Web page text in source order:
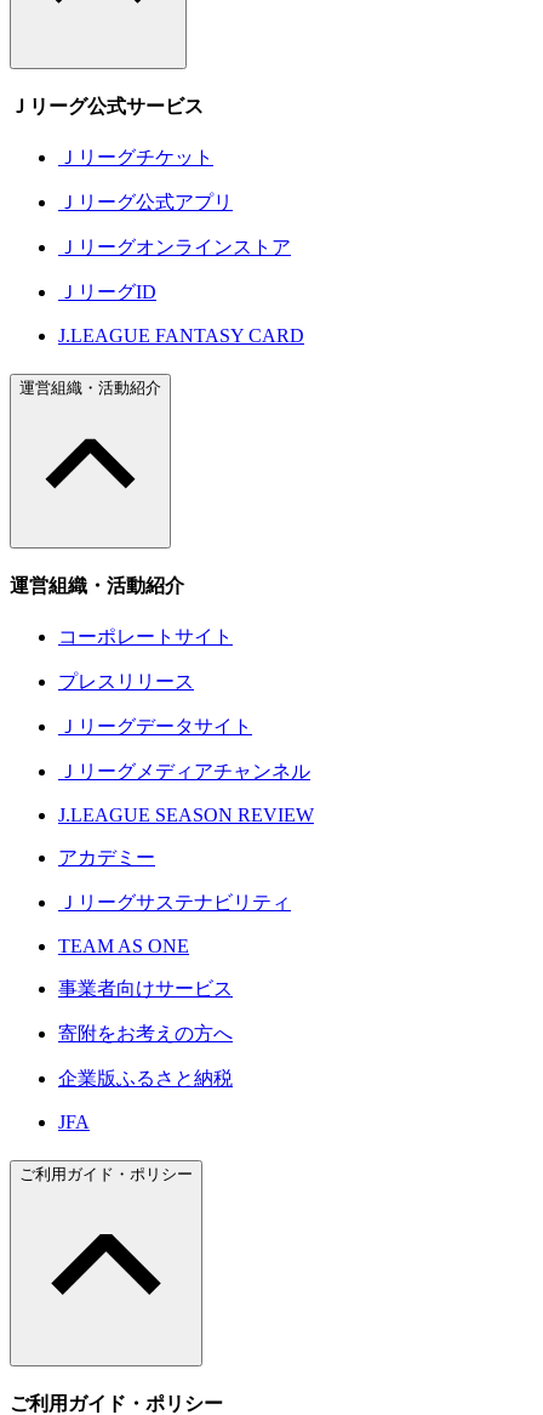
Ｊリーグ公式サービス
Ｊリーグチケット
Ｊリーグ公式アプリ
Ｊリーグオンラインストア
ＪリーグID
J.LEAGUE FANTASY CARD
運営組織・活動紹介
運営組織・活動紹介
コーポレートサイト
プレスリリース
Ｊリーグデータサイト
Ｊリーグメディアチャンネル
J.LEAGUE SEASON REVIEW
アカデミー
Ｊリーグサステナビリティ
TEAM AS ONE
事業者向けサービス
寄附をお考えの方へ
企業版ふるさと納税
JFA
ご利用ガイド・ポリシー
ご利用ガイド・ポリシー